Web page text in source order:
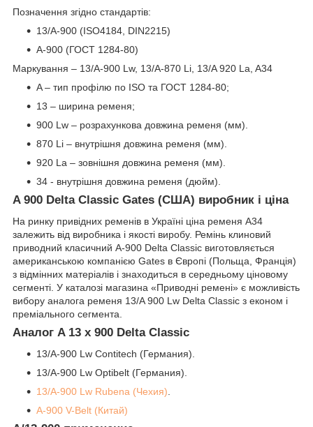
Позначення згідно стандартів:
13/A-900 (ISO4184, DIN2215)
A-900 (ГОСТ 1284-80)
Маркування – 13/A-900 Lw, 13/A-870 Li, 13/A 920 La, A34
A – тип профілю по ISO та ГОСТ 1284-80;
13 – ширина ременя;
900 Lw – розрахункова довжина ременя (мм).
870 Li – внутрішня довжина ременя (мм).
920 La – зовнішня довжина ременя (мм).
34 - внутрішня довжина ременя (дюйм).
A 900 Delta Classic Gates (США) виробник і ціна
На ринку привідних ременів в Україні ціна ременя A34
залежить від виробника і якості виробу. Ремінь клиновий
приводний класичний A-900 Delta Classic виготовляється
американською компанією Gates в Європі (Польща, Франція)
з відмінних матеріалів і знаходиться в середньому ціновому
сегменті. У каталозі магазина «Приводні ремені» є можливість
вибору аналога ременя 13/A 900 Lw Delta Classic з економ і
преміального сегмента.
Аналог A 13 x 900 Delta Classic
13/A-900 Lw Contitech (Германия).
13/A-900 Lw Optibelt (Германия).
13/A-900 Lw Rubena (Чехия)
А-900 V-Belt (Китай)